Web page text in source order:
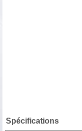
Spécifications